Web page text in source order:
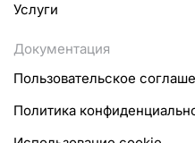
Услуги
Документация
Пользовательское
Политика